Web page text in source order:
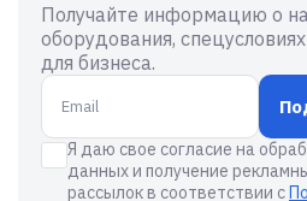
Получайте информацию о
оборудования,
для бизнеса.
Я даю свое согласие на
данных и получение
рассылок в соответствии с